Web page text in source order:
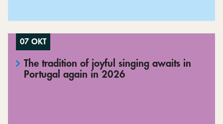
07 OKT
The tradition of joyful singing awaits in
Portugal again in 2026